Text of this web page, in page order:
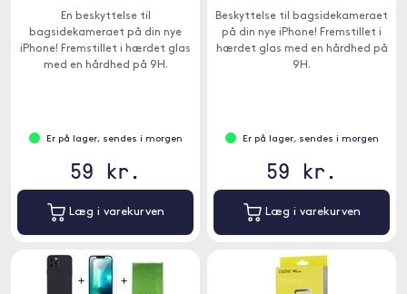
En beskyttelse til
bagsidekameraet på din nye
iPhone! Fremstillet i hærdet glas
med en hårdhed på 9H.
Er på lager, sendes i morgen
59 kr.
Læg i varekurven
Beskyttelse til bagsidekameraet
på din nye iPhone! Fremstillet i
hærdet glas med en hårdhed på
9H.
Er på lager, sendes i morgen
59 kr.
Læg i varekurven